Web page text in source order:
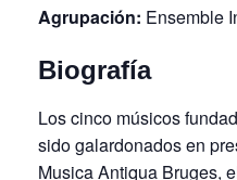
Agrupación: Ensemble
Biografía
Los cinco músicos
sido galardonados en
Musica Antiqua Bruges,